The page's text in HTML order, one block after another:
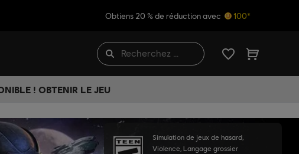
Obtiens 20 % de réduction avec 100*
! OBTENIR LE JEU
Simulation de jeux de hasard,
Violence, Langage grossier